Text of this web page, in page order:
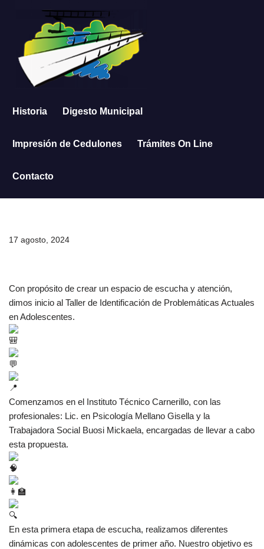
contenido
Historia Digesto Municipal
Impresión de Cedulones Trámites On Line
Contacto
17 agosto, 2024
Con propósito de crear un espacio de escucha y atención,
dimos inicio al Taller de Identificación de Problemáticas Actuales
en Adolescentes.
Comenzamos en el Instituto Técnico Carnerillo, con las
profesionales: Lic. en Psicología Mellano Gisella y la
Trabajadora Social Buosi Mickaela, encargadas de llevar a cabo
esta propuesta.
En esta primera etapa de escucha, realizamos diferentes
dinámicas con adolescentes de primer año. Nuestro objetivo es